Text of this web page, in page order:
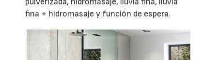
fina + hidromasaje y función de espera.